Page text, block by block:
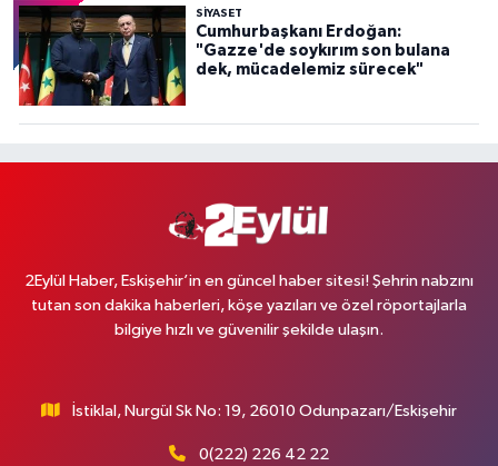
SİYASET
Cumhurbaşkanı Erdoğan:
"Gazze'de soykırım son bulana
dek, mücadelemiz sürecek"
2Eylül Haber, Eskişehir’in en güncel haber sitesi! Şehrin nabzını
tutan son dakika haberleri, köşe yazıları ve özel röportajlarla
bilgiye hızlı ve güvenilir şekilde ulaşın.
İstiklal, Nurgül Sk No: 19, 26010 Odunpazarı/Eskişehir
0(222) 226 42 22